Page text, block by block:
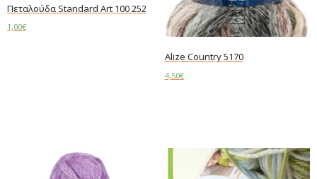
Πεταλούδα Standard Art 100 252
1,00€
Alize Country 5170
4,50€